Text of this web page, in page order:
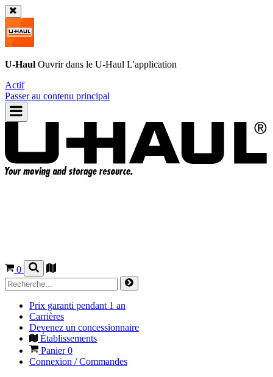
U-Haul Ouvrir dans le U-Haul L'application
Actif
Passer au contenu principal
0
Prix garanti pendant 1 an
Carrières
Devenez un concessionnaire
Établissements
Panier0
Connexion / Commandes